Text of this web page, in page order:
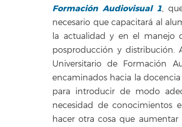
Formación Audiovisual 1,
necesario que capacitará al
la actualidad y en el manejo
posproducción y distribución.
Universitario de Formación
encaminados hacia la
para introducir de modo
necesidad de conocimientos
hacer otra cosa que